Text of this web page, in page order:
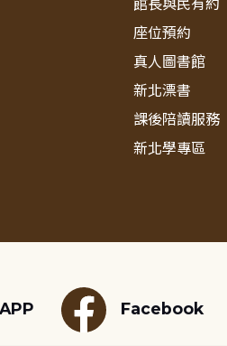
館長與民有約
座位預約
真人圖書館
新北漂書
課後陪讀服務
新北學專區
Facebook